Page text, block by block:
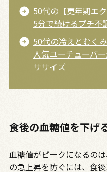
50代の【更年期エク
5分で続けるプチ不
50代の冷えとむく
人気ユーチューバ
ササイズ
食後の血糖値を下げ
血糖値がピークになるの
の急上昇を防ぐには、食